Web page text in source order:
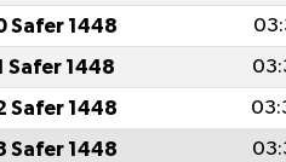
Safer 1448
Safer 1448
Safer 1448
Safer 1448